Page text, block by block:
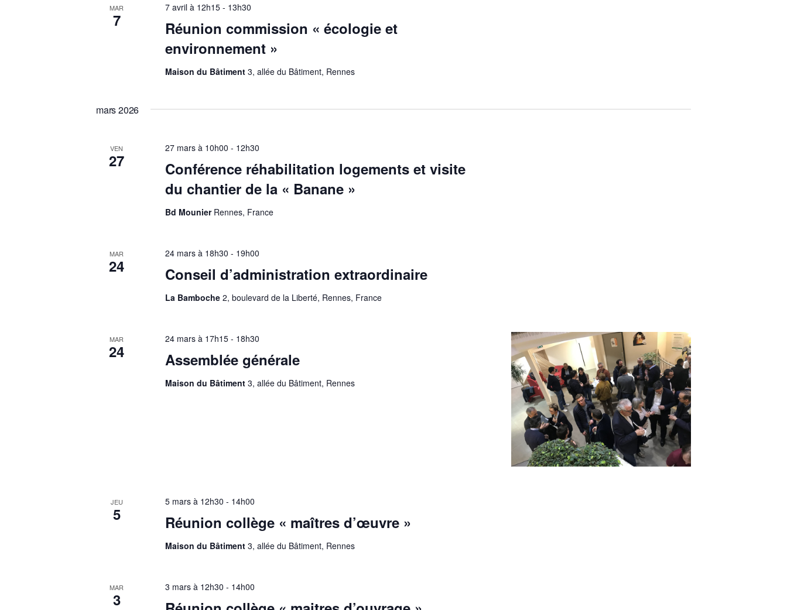
MAR
7
Réunion commission « écologie et
environnement »
7 avril à 12h15 - 13h30
Maison du Bâtiment3, allée du Bâtiment, Rennes
mars 2026
VEN
27
Conférence réhabilitation logements et visite
du chantier de la « Banane »
27 mars à 10h00 - 12h30
Bd Mounier Rennes, France
MAR
24 Conseil d’administration extraordinaire
24 mars à 18h30 - 19h00
La Bamboche2, boulevard de la Liberté, Rennes, France
MAR
24 Assemblée générale
24 mars à 17h15 - 18h30
Maison du Bâtiment3, allée du Bâtiment, Rennes
JEU
5 Réunion collège « maîtres d’œuvre »
5 mars à 12h30 - 14h00
Maison du Bâtiment3, allée du Bâtiment, Rennes
MAR
3
3 mars à 12h30 - 14h00